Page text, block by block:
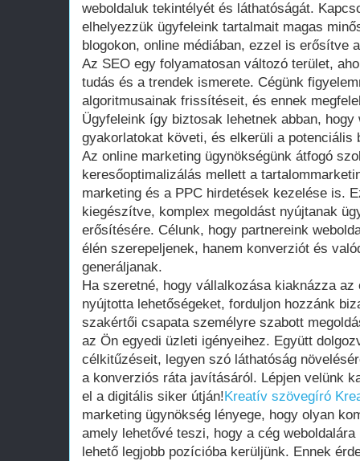
weboldaluk tekintélyét és láthatóságát.
elhelyezzük ügyfeleink tartalmait magas
blogokon, online médiában, ezzel is erősítve
Az SEO egy folyamatosan változó terület,
tudás és a trendek ismerete. Cégünk
algoritmusainak frissítéseit, és ennek
Ügyfeleink így biztosak lehetnek abban, hogy
gyakorlatokat követi, és elkerüli a potenciális
Az online marketing ügynökségünk átfogó
keresőoptimalizálás mellett a
marketing és a PPC hirdetések kezelése is.
kiegészítve, komplex megoldást nyújtanak
erősítésére. Célunk, hogy partnereink
élén szerepeljenek, hanem konverziót és
generáljanak.
Ha szeretné, hogy vállalkozása kiaknázza
nyújtotta lehetőségeket, forduljon hozzánk
szakértői csapata személyre szabott
az Ön egyedi üzleti igényeihez. Együtt
célkitűzéseit, legyen szó láthatóság
a konverziós ráta javításáról. Lépjen velünk
el a digitális siker útján!Kreatív szövegíró
marketing ügynökség lényege, hogy olyan
amely lehetővé teszi, hogy a cég
lehető legjobb pozícióba kerüljünk. Ennek